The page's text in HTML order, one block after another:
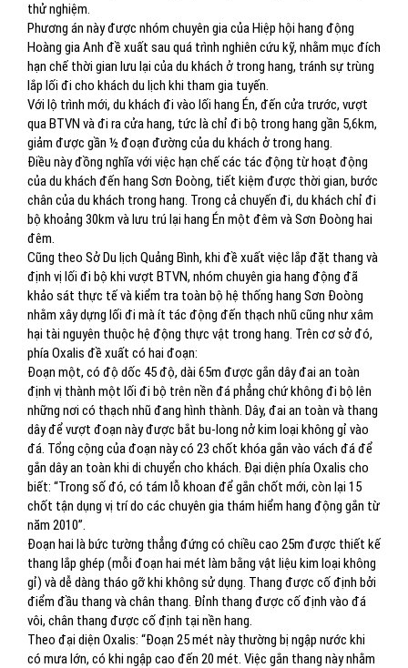
thử nghiệm.
Phương án này được nhóm chuyên gia của Hiệp hội hang động
Hoàng gia Anh đề xuất sau quá trình nghiên cứu kỹ, nhằm mục đích
hạn chế thời gian lưu lại của du khách ở trong hang, tránh sự trùng
lắp lối đi cho khách du lịch khi tham gia tuyến.
Với lộ trình mới, du khách đi vào lối hang Én, đến cửa trước, vượt
qua BTVN và đi ra cửa hang, tức là chỉ đi bộ trong hang gần 5,6km,
giảm được gần ½ đoạn đường của du khách ở trong hang.
Điều này đồng nghĩa với việc hạn chế các tác động từ hoạt động
của du khách đến hang Sơn Đoòng, tiết kiệm được thời gian, bước
chân của du khách trong hang. Trong cả chuyến đi, du khách chỉ đi
bộ khoảng 30km và lưu trú lại hang Én một đêm và Sơn Đoòng hai
đêm.
Cũng theo Sở Du lịch Quảng Bình, khi đề xuất việc lắp đặt thang và
định vị lối đi bộ khi vượt BTVN, nhóm chuyên gia hang động đã
khảo sát thực tế và kiểm tra toàn bộ hệ thống hang Sơn Đoòng
nhằm xây dựng lối đi mà ít tác động đến thạch nhũ cũng như xâm
hại tài nguyên thuộc hệ động thực vật trong hang. Trên cơ sở đó,
phía Oxalis đề xuất có hai đoạn:
Đoạn một, có độ dốc 45 độ, dài 65m được gắn dây đai an toàn
định vị thành một lối đi bộ trên nền đá phẳng chứ không đi bộ lên
những nơi có thạch nhũ đang hình thành. Dây, đai an toàn và thang
dây để vượt đoạn này được bắt bu-long nở kim loại không gỉ vào
đá. Tổng cộng của đoạn này có 23 chốt khóa gắn vào vách đá để
gắn dây an toàn khi di chuyển cho khách. Đại diện phía Oxalis cho
biết: “Trong số đó, có tám lỗ khoan để gắn chốt mới, còn lại 15
chốt tận dụng vị trí do các chuyên gia thám hiểm hang động gắn từ
năm 2010”.
Đoạn hai là bức tường thẳng đứng có chiều cao 25m được thiết kế
thang lắp ghép (mỗi đoạn hai mét làm bằng vật liệu kim loại không
gỉ) và dễ dàng tháo gỡ khi không sử dụng. Thang được cố định bởi
điểm đầu thang và chân thang. Đỉnh thang được cố định vào đá
vôi, chân thang được cố định tại nền hang.
Theo đại diện Oxalis: “Đoạn 25 mét này thường bị ngập nước khi
có mưa lớn, có khi ngập cao đến 20 mét. Việc gắn thang này nhằm